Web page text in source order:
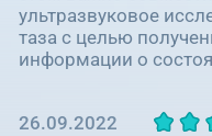
+7 (351)
ультразвуковое
таза с целью
информации о
26.09.2022